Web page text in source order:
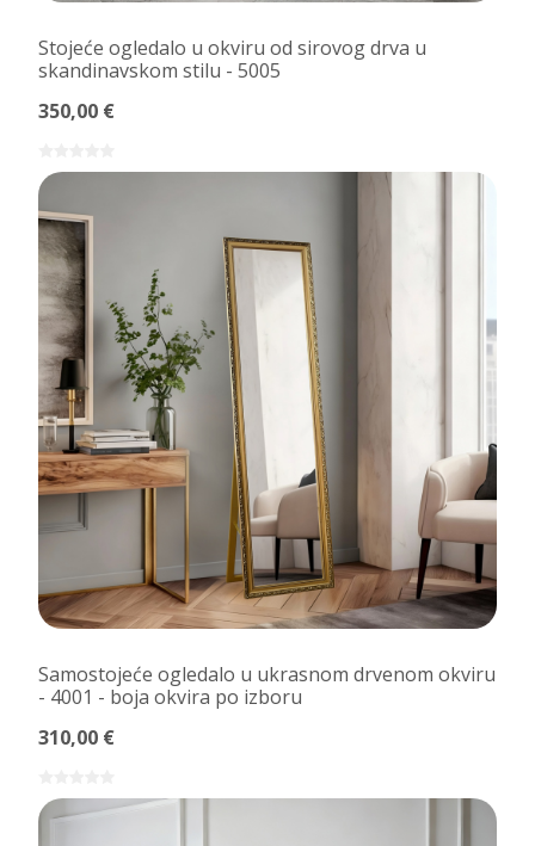
Stojeće ogledalo u okviru od sirovog drva u
skandinavskom stilu - 5005
350,00 €
Samostojeće ogledalo u ukrasnom drvenom okviru
- 4001 - boja okvira po izboru
310,00 €